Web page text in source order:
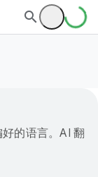
的语言。AI 翻